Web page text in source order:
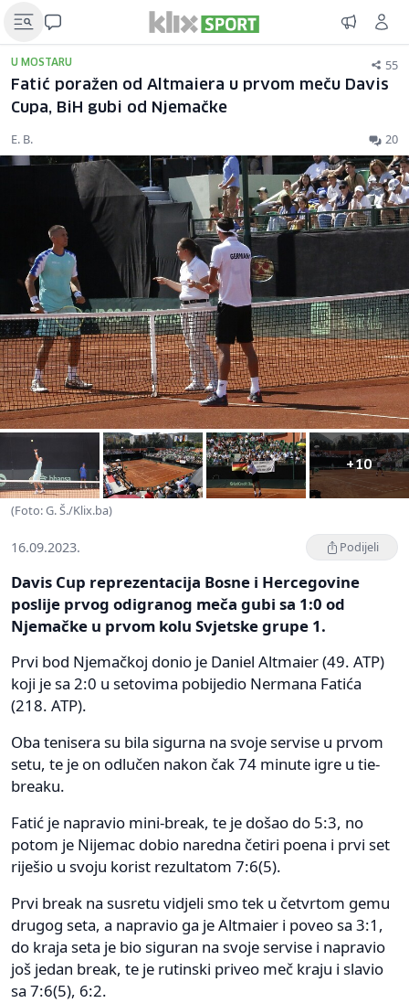
U MOSTARU 55
Fatić poražen od Altmaiera u prvom meču Davis
Cupa, BiH gubi od Njemačke
E. B. 20
+10
(Foto: G. Š./Klix.ba)
16.09.2023. Podijeli
Davis Cup reprezentacija Bosne i Hercegovine
poslije prvog odigranog meča gubi sa 1:0 od
Njemačke u prvom kolu Svjetske grupe 1.
Prvi bod Njemačkoj donio je Daniel Altmaier (49. ATP)
koji je sa 2:0 u setovima pobijedio Nermana Fatića
(218. ATP).
Oba tenisera su bila sigurna na svoje servise u prvom
setu, te je on odlučen nakon čak 74 minute igre u tie-
breaku.
Fatić je napravio mini-break, te je došao do 5:3, no
potom je Nijemac dobio naredna četiri poena i prvi set
riješio u svoju korist rezultatom 7:6(5).
Prvi break na susretu vidjeli smo tek u četvrtom gemu
drugog seta, a napravio ga je Altmaier i poveo sa 3:1,
do kraja seta je bio siguran na svoje servise i napravio
još jedan break, te je rutinski priveo meč kraju i slavio
sa 7:6(5), 6:2.